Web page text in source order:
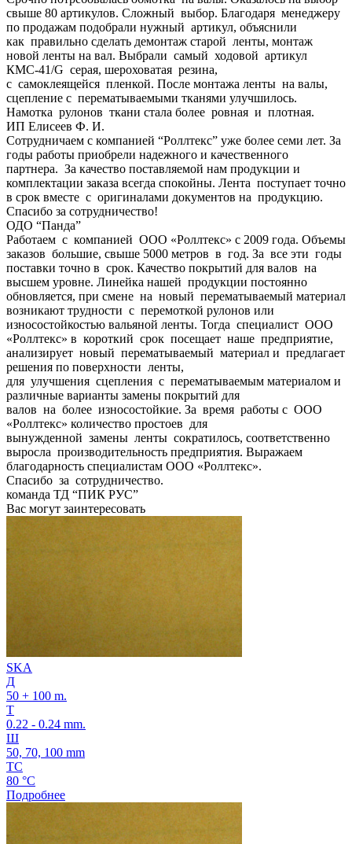
свыше 80 артикулов. Сложный выбор. Благодаря менеджеру
по продажам подобрали нужный артикул, объяснили
как правильно сделать демонтаж старой ленты, монтаж
новой ленты на вал. Выбрали самый ходовой артикул
КМС-41/G серая, шероховатая резина,
с самоклеящейся пленкой. После монтажа ленты на валы,
сцепление с перематываемыми тканями улучшилось.
Намотка рулонов ткани стала более ровная и плотная.
ИП Елисеев Ф. И.
Сотрудничаем с компанией “Роллтекс” уже более семи лет. За
годы работы приобрели надежного и качественного
партнера. За качество поставляемой нам продукции и
комплектации заказа всегда спокойны. Лента поступает точно
в срок вместе с оригиналами документов на продукцию.
Спасибо за сотрудничество!
ОДО “Панда”
Работаем с компанией ООО «Роллтекс» с 2009 года. Объемы
заказов большие, свыше 5000 метров в год. За все эти годы
поставки точно в срок. Качество покрытий для валов на
высшем уровне. Линейка нашей продукции постоянно
обновляется, при смене на новый перематываемый материал
возникают трудности с перемоткой рулонов или
износостойкостью вальяной ленты. Тогда специалист ООО
«Роллтекс» в короткий срок посещает наше предприятие,
анализирует новый перематываемый материал и предлагает
решения по поверхности ленты,
для улучшения сцепления с перематываемым материалом и
различные варианты замены покрытий для
валов на более износостойкие. За время работы с ООО
«Роллтекс» количество простоев для
вынужденной замены ленты сократилось, соответственно
выросла производительность предприятия. Выражаем
благодарность специалистам ООО «Роллтекс».
Спасибо за сотрудничество.
команда ТД “ПИК РУС”
Вас могут заинтересовать
SKA
Д
50 + 100 m.
Т
0.22 - 0.24 mm.
Ш
50, 70, 100 mm
ТС
80 °C
Подробнее